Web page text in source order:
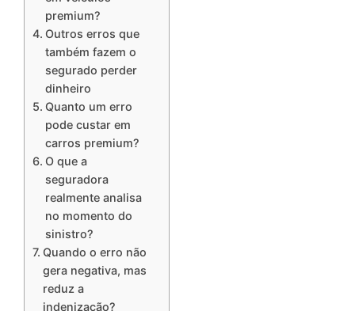
premium?
Outros erros que
também fazem o
segurado perder
dinheiro
Quanto um erro
pode custar em
carros premium?
O que a
seguradora
realmente analisa
no momento do
sinistro?
Quando o erro não
gera negativa, mas
reduz a
indenização?